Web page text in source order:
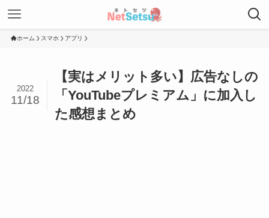
ホーム スマホ アプリ
【実はメリット多い】広告なしの
「YouTubeプレミアム」に加入し
た感想まとめ
2022
11/18